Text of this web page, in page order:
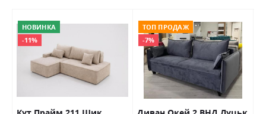
НОВИНКА
-11%
ТОП ПРОДАЖ
-7%